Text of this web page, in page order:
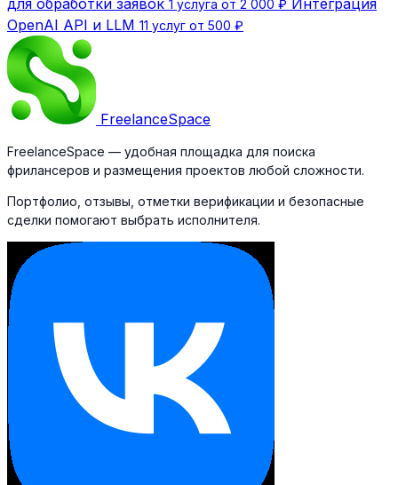
для обработки заявок 1 услуга от 2 000 ₽ Интеграция
OpenAI API и LLM 11 услуг от 500 ₽
FreelanceSpace
FreelanceSpace — удобная площадка для поиска
фрилансеров и размещения проектов любой сложности.
Портфолио, отзывы, отметки верификации и безопасные
сделки помогают выбрать исполнителя.